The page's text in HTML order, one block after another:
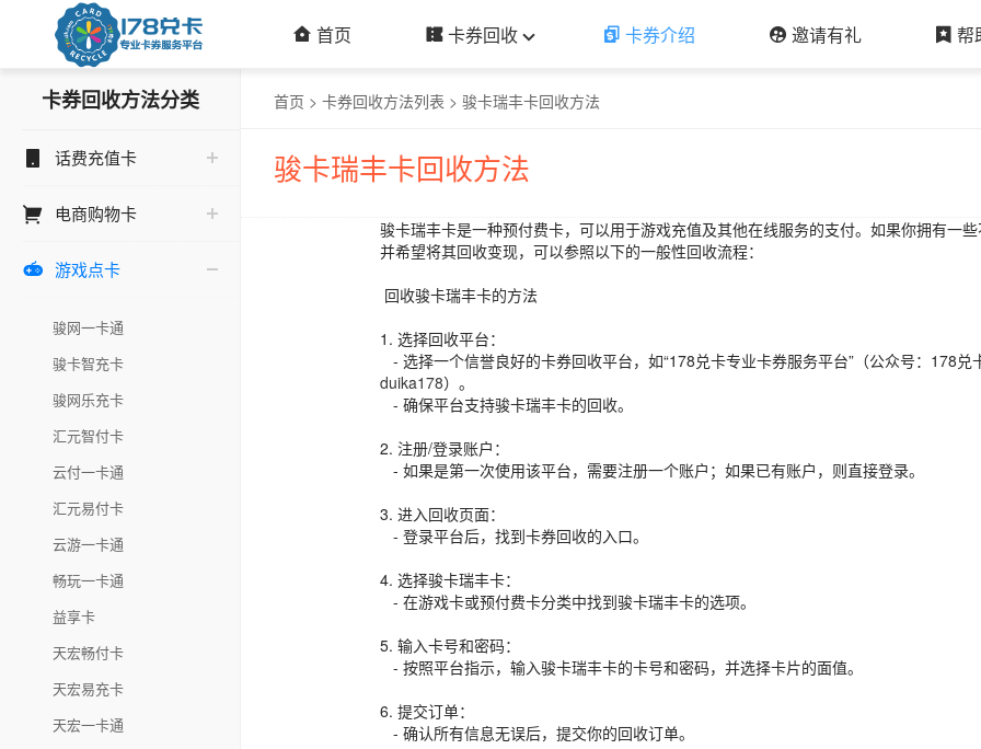
首页 卡券回收 卡券介绍 邀请有礼 帮
卡券回收方法分类
话费充值卡
电商购物卡
 游戏点卡
骏网一卡通
骏卡智充卡
骏网乐充卡
汇元智付卡
云付一卡通
汇元易付卡
云游一卡通
畅玩一卡通
益享卡
天宏畅付卡
天宏易充卡
天宏一卡通
首页 > 卡券回收方法列表 > 骏卡瑞丰卡回收方法
骏卡瑞丰卡回收方法
骏卡瑞丰卡是一种预付费卡，可以用于游戏充值及其他在线服务的支付。如果你拥有一些
并希望将其回收变现，可以参照以下的一般性回收流程：
回收骏卡瑞丰卡的方法
1. 选择回收平台：
- 选择一个信誉良好的卡券回收平台，如“178兑卡专业卡券服务平台”（公众号：178兑
duika178）。
- 确保平台支持骏卡瑞丰卡的回收。
2. 注册/登录账户：
- 如果是第一次使用该平台，需要注册一个账户；如果已有账户，则直接登录。
3. 进入回收页面：
- 登录平台后，找到卡券回收的入口。
4. 选择骏卡瑞丰卡：
- 在游戏卡或预付费卡分类中找到骏卡瑞丰卡的选项。
5. 输入卡号和密码：
- 按照平台指示，输入骏卡瑞丰卡的卡号和密码，并选择卡片的面值。
6. 提交订单：
- 确认所有信息无误后，提交你的回收订单。